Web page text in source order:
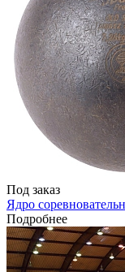
Под заказ
Ядро
Подробнее